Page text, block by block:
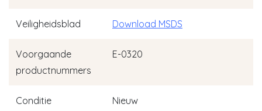
Veiligheidsblad Download MSDS
Voorgaande
productnummers
E-0320
Conditie Nieuw